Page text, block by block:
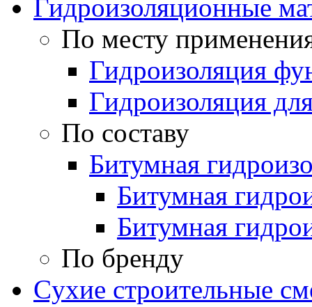
Гидроизоляционные
По месту
Гидроизоляция
Гидроизоляция
По составу
Битумная
Битумная
Битумная
По бренду
Cухие строительные